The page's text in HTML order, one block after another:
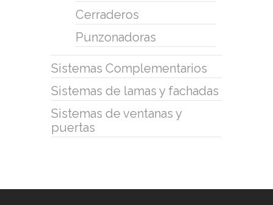
Cerraderos
Punzonadoras
Sistemas Complementarios
Sistemas de lamas y fachadas
Sistemas de ventanas y
puertas